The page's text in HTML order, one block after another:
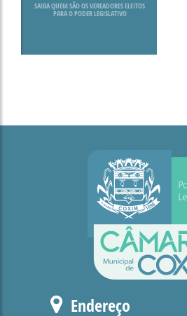
SAIBA QUEM SÃO OS VEREADORES ELEITOS
PARA O PODER LEGISLATIVO
Endereço